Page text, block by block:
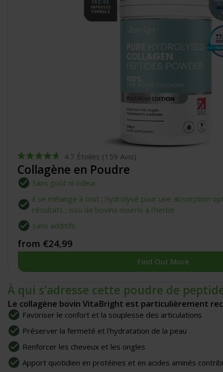
Noté
4.7
sur
5
4.7 Étoiles (159 Avis)
Collagène en Poudre
Sans goût ni odeur
il se mélange à tout ; hydrolysé pour une absorption
résultats ; issu de bovins nourris à l'herbe
sans additifs
from €24,99
Find Out More
À qui s'adresse cette poudre de
Le collagène bovin VitaBright est particulièrement
Favoriser le confort et la souplesse des articulations
Préserver la fermeté et l'hydratation de la peau
Renforcer les cheveux et les ongles
Apport quotidien en protéines et en acides aminés